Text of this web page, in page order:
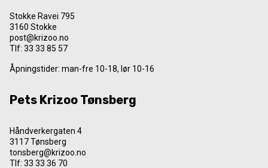
Stokke Ravei 795
3160 Stokke
post@krizoo.no
Tlf: 33 33 85 57
Åpningstider: man-fre 10-18, lør 10-16
Pets Krizoo Tønsberg
Håndverkergaten 4
3117 Tønsberg
tonsberg@krizoo.no
Tlf: 33 33 36 70